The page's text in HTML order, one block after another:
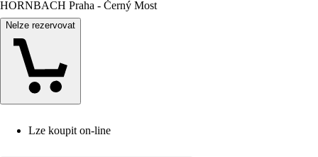
HORNBACH Praha - Černý Most
Nelze rezervovat
Lze koupit on-line